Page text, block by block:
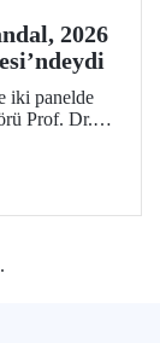
2026
iki panelde
Prof. Dr.
birliği